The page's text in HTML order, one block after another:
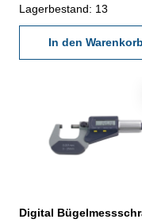
ON/0-, mm/inch-, ABS-
HOLD-Taste - mit
Datenausgang RB 4 - mit
Ratsche - Ablesung
50 - 75 mm
Lagerbestand: 13
In den Warenkorb